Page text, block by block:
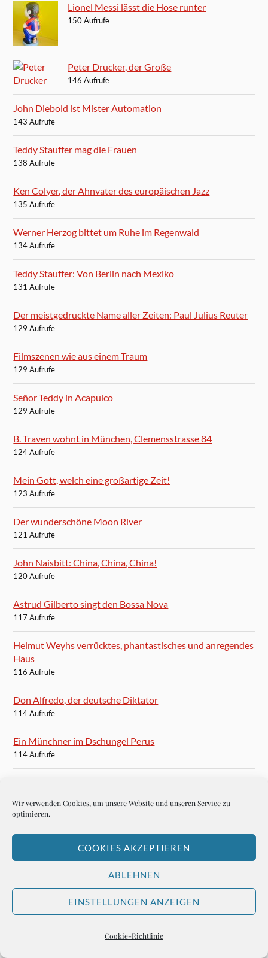
Wir verwenden Cookies, um unsere Website und unseren Service zu
optimieren.
COOKIES AKZEPTIEREN
ABLEHNEN
EINSTELLUNGEN ANZEIGEN
Cookie-Richtlinie
Lionel Messi lässt die Hose runter
150 Aufrufe
Peter Drucker, der Große
146 Aufrufe
John Diebold ist Mister Automation
143 Aufrufe
Teddy Stauffer mag die Frauen
138 Aufrufe
Ken Colyer, der Ahnvater des europäischen Jazz
135 Aufrufe
Werner Herzog bittet um Ruhe im Regenwald
134 Aufrufe
Teddy Stauffer: Von Berlin nach Mexiko
131 Aufrufe
Der meistgedruckte Name aller Zeiten: Paul Julius Reuter
129 Aufrufe
Filmszenen wie aus einem Traum
129 Aufrufe
Señor Teddy in Acapulco
129 Aufrufe
B. Traven wohnt in München, Clemensstrasse 84
124 Aufrufe
Mein Gott, welch eine großartige Zeit!
123 Aufrufe
Der wunderschöne Moon River
121 Aufrufe
John Naisbitt: China, China, China!
120 Aufrufe
Astrud Gilberto singt den Bossa Nova
117 Aufrufe
Helmut Weyhs verrücktes, phantastisches und anregendes
Haus
116 Aufrufe
Don Alfredo, der deutsche Diktator
114 Aufrufe
Ein Münchner im Dschungel Perus
114 Aufrufe
113 Aufrufe
Die beste Crema Catalana in Barcelona